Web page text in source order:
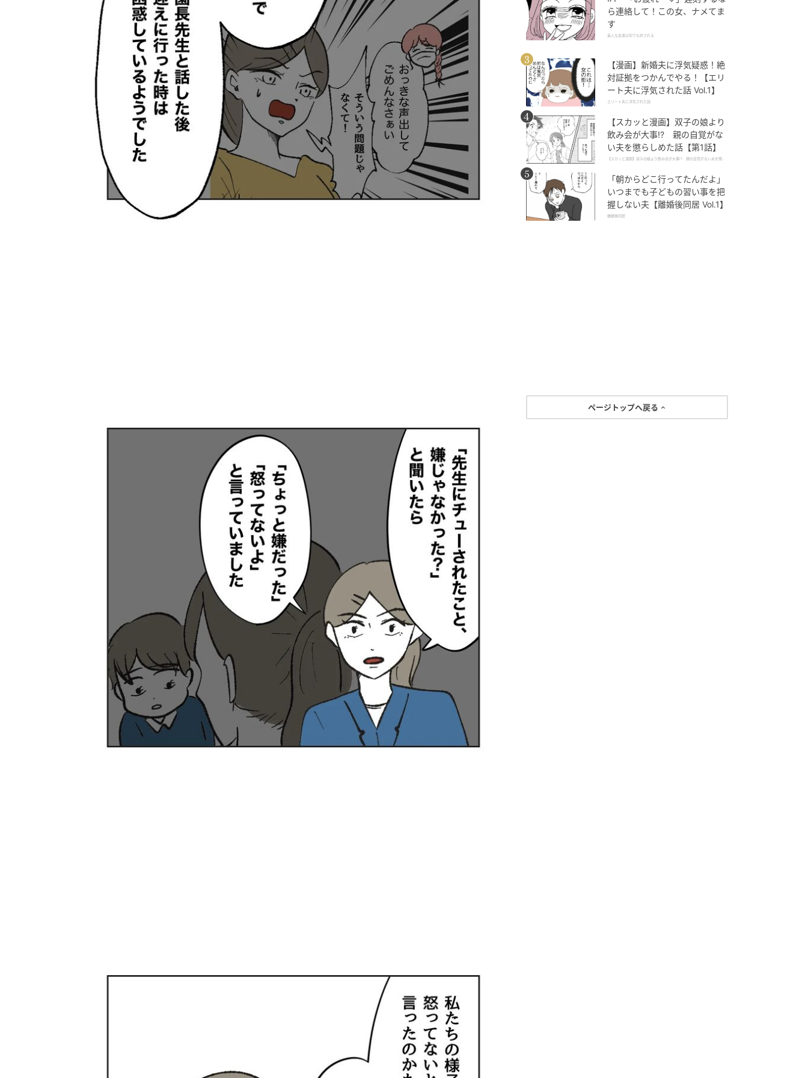
ら連絡して！この女、ナメてま
す
美人な友達は何でも許される
【漫画】新婚夫に浮気疑惑！絶
対証拠をつかんでやる！【エリ
ート夫に浮気された話 Vol.1】
エリート夫に浮気された話
【スカッと漫画】双子の娘より
飲み会が大事!? 親の自覚がな
い夫を懲らしめた話【第1話】
【スカッと漫画】双子の娘より飲み会が大事!? 親の自覚がない夫を懲ら
「朝からどこ行ってたんだよ」
いつまでも子どもの習い事を把
握しない夫【離婚後同居 Vol.1】
離婚後同居
ページトップへ戻る